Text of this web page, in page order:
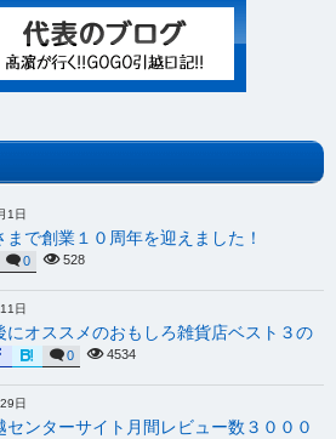
1日
まで創業１０周年を迎えました！
0 528
日
にオススメのおもしろ雑貨店ベスト３の
0 4534
日
センターサイト月間レビュー数３０００